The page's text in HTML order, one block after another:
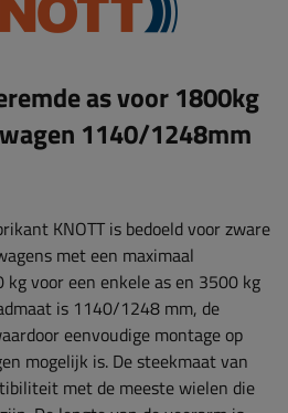
as voor 1800kg
1140/1248mm
KNOTT is bedoeld voor zware
met een maximaal
voor een enkele as en 3500 kg
is ​​1140/1248 mm, de
eenvoudige montage op
mogelijk is. De steekmaat van
met de meeste wielen die